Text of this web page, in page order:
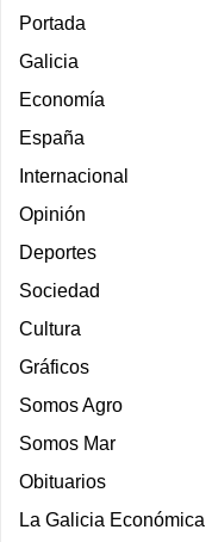
Portada
Galicia
Economía
España
Internacional
Opinión
Deportes
Sociedad
Cultura
Gráficos
Somos Agro
Somos Mar
Obituarios
La Galicia Económica